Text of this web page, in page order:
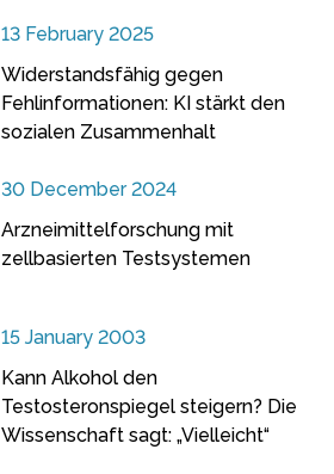
13 February 2025
Widerstandsfähig gegen
Fehlinformationen: KI stärkt den
sozialen Zusammenhalt
30 December 2024
Arzneimittelforschung mit
zellbasierten Testsystemen
15 January 2003
Kann Alkohol den
Testosteronspiegel steigern? Die
Wissenschaft sagt: „Vielleicht“